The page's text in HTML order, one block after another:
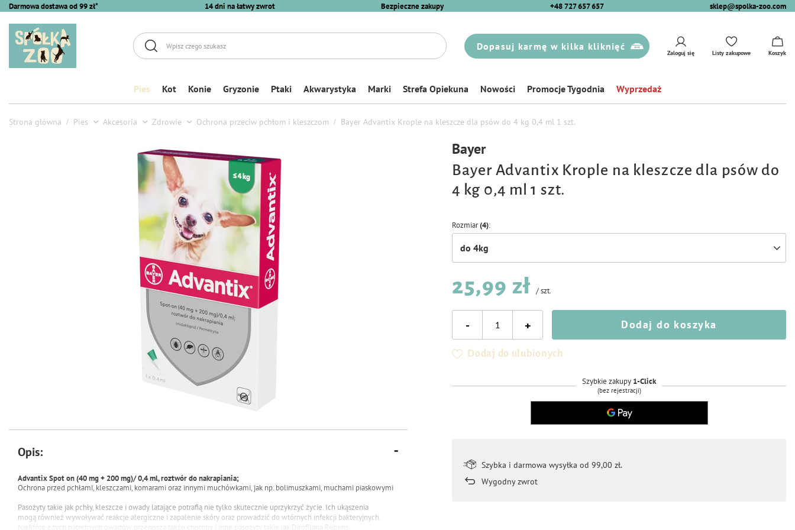
Darmowa dostawa od 99 zł* 14 dni na łatwy zwrot Bezpieczne zakupy +48 727 657 657 sklep@spolka-zoo.com
Dopasuj karmę w kilka kliknięć
Zaloguj się Listy zakupowe Koszyk
Pies Kot Konie Gryzonie Ptaki Akwarystyka Marki Strefa Opiekuna Nowości Promocje Tygodnia Wyprzedaż
Strona główna Pies Akcesoria Zdrowie Ochrona przeciw pchłom i kleszczom Bayer Advantix Krople na kleszcze dla psów do 4 kg 0,4 ml 1 szt.
Bayer
Bayer Advantix Krople na kleszcze dla psów do
4 kg 0,4 ml 1 szt.
Rozmiar(4)
do 4kg
25,99 zł /szt.
- + Dodaj do koszyka
Dodaj do ulubionych
Szybkie zakupy 1-Click
(bez rejestracji)
Szybka i darmowa wysyłka od 99,00 zł.
Wygodny zwrot
Opis:
Advantix Spot on (40 mg + 200 mg)/ 0,4 ml, roztwór do nakrapiania;
Ochrona przed pchłami, kleszczami, komarami oraz innymi muchówkami, jak np. bolimuszkami, muchami piaskowymi
Pasożyty takie jak pchły, kleszcze i owady latające potrafią nie tylko skutecznie uprzykrzyć życie. Ich ukąszenia
mogą również wywoływać reakcje alergiczne i zapalenie skóry oraz prowadzić do wtórnych infekcji bakteryjnych.
Niektóre z tych natrętnych owadów przenoszą także choroby i inne pasożyty takie jak Dirofilaria Repens.